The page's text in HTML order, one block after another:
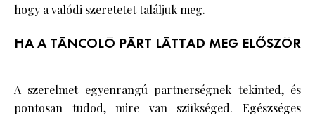
hogy a valódi szeretetet találjuk meg.
HA A TÁNCOLÓ PÁRT LÁTTAD MEG ELŐSZÖR
A szerelmet egyenrangú partnerségnek tekinted, és
pontosan tudod, mire van szükséged. Egészséges